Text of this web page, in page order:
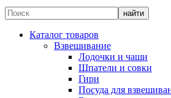
Каталог товаров
Взвешивание
Лодочки и чаши
Шпатели и совки
Гири
Посуда для